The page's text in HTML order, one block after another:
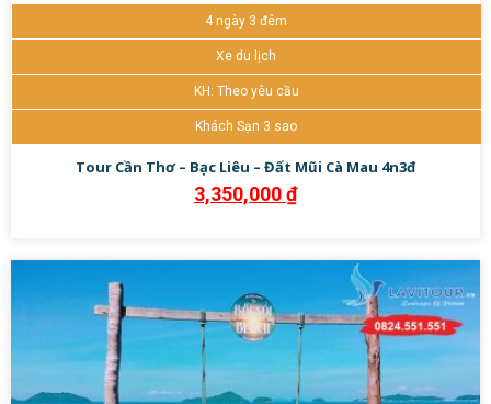
4 ngày 3 đêm
Xe du lịch
KH: Theo yêu cầu
Khách Sạn 3 sao
Tour Cần Thơ – Bạc Liêu – Đất Mũi Cà Mau 4n3đ
3,350,000₫